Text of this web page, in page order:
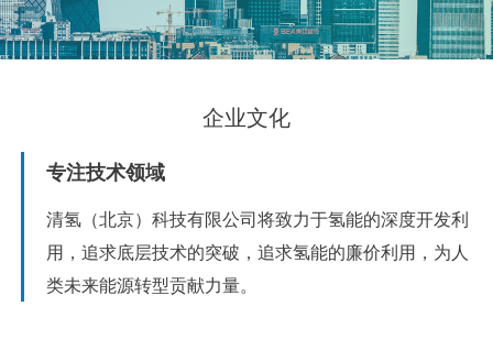
企业文化
专注技术领域
清氢（北京）科技有限公司将致力于氢能的深度开发利
用，追求底层技术的突破，追求氢能的廉价利用，为人
类未来能源转型贡献力量。